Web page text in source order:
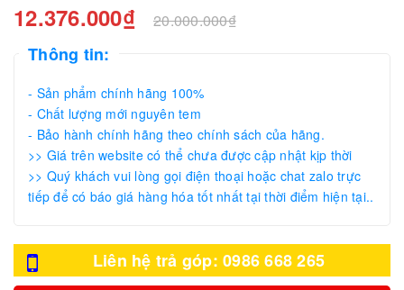
12.376.000₫ 20.000.000₫
Thông tin:
- Sản phẩm chính hãng 100%
- Chất lượng mới nguyên tem
- Bảo hành chính hãng theo chính sách của hãng.
>> Giá trên website có thể chưa được cập nhật kịp thời
>> Quý khách vui lòng gọi điện thoại hoặc chat zalo trực
tiếp để có báo giá hàng hóa tốt nhất tại thời điểm hiện tại..
Liên hệ trả góp: 0986 668 265